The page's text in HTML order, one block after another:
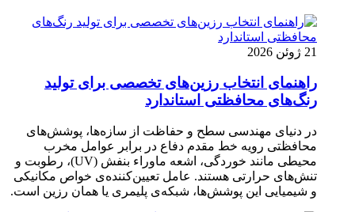
21 ژوئن 2026
راهنمای انتخاب رزین‌های تخصصی برای تولید
رنگ‌های محافظتی استاندارد
در دنیای مهندسی سطح و حفاظت از سازه‌ها، پوشش‌های
محافظتی رویه خط مقدم دفاع در برابر عوامل مخرب
محیطی مانند خوردگی، اشعه ماوراء بنفش (UV)، رطوبت و
تنش‌های حرارتی هستند. عامل تعیین‌کننده‌ی خواص مکانیکی
و شیمیایی این پوشش‌ها، شبکه‌ی پلیمری یا همان رزین است.